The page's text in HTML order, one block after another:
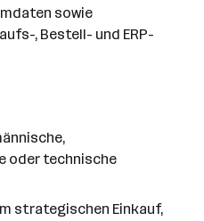
sowie
, Bestell- und ERP-
oder technische
strategischen Einkauf,